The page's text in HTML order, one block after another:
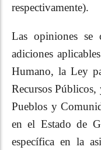
respectivamente).
Las opiniones se
adiciones
Humano, la Ley
Recursos
Pueblos y
en el Estado de
específica en la